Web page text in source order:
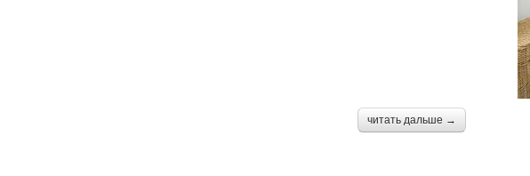
читать дальше →